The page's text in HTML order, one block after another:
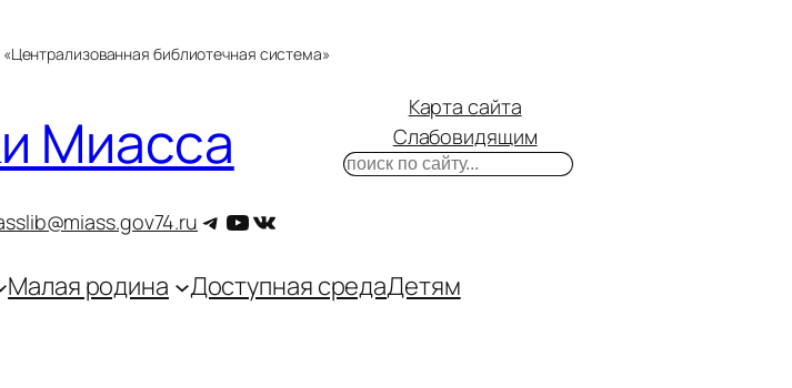
библиотечная система»
Миасса
Telegram
YouTube
ВКонтакте
Карта сайта
Слабовидящим
Поиск
Малая родина Доступная средаДетям